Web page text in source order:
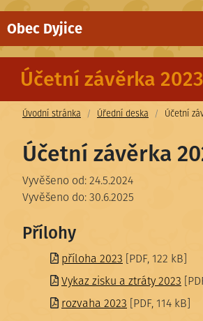
Obec Dyjice
Účetní závěrka 2023
Nacházíte se:
Úvodní stránka Úřední deska Účetní
Účetní závěrka
Vyvěšeno od: 24.5.2024
Vyvěšeno do: 30.6.2025
Přílohy
příloha 2023 [PDF, 122 kB]
Vykaz zisku a ztráty 2023
rozvaha 2023 [PDF, 114 kB]